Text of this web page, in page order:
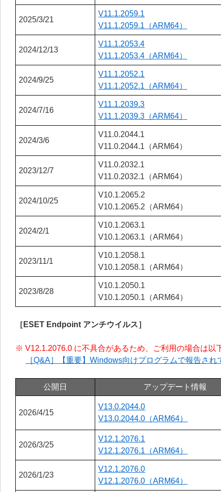
2025/3/21
V11.1.2059.1
V11.1.2059.1（ARM64）
2024/12/13
V11.1.2053.4
V11.1.2053.4（ARM64）
2024/9/25
V11.1.2052.1
V11.1.2052.1（ARM64）
2024/7/16
V11.1.2039.3
V11.1.2039.3（ARM64）
2024/3/6
V11.0.2044.1
V11.0.2044.1（ARM64）
2023/12/7
V11.0.2032.1
V11.0.2032.1（ARM64）
2024/10/25
V10.1.2065.2
V10.1.2065.2（ARM64）
2024/2/1
V10.1.2063.1
V10.1.2063.1（ARM64）
2023/11/1
V10.1.2058.1
V10.1.2058.1（ARM64）
2023/8/28
V10.1.2050.1
V10.1.2050.1（ARM64）
［ESET Endpoint アンチウイルス］
※ V12.1.2076.0 に不具合があるため、ご利用の場合は以
［Q&A］【重要】Windows向けプログラムで報告さ
公開日 アップデート情報
2026/4/15
V13.0.2044.0
V13.0.2044.0（ARM64）
2026/3/25
V12.1.2076.1
V12.1.2076.1（ARM64）
2026/1/23
V12.1.2076.0
V12.1.2076.0（ARM64）